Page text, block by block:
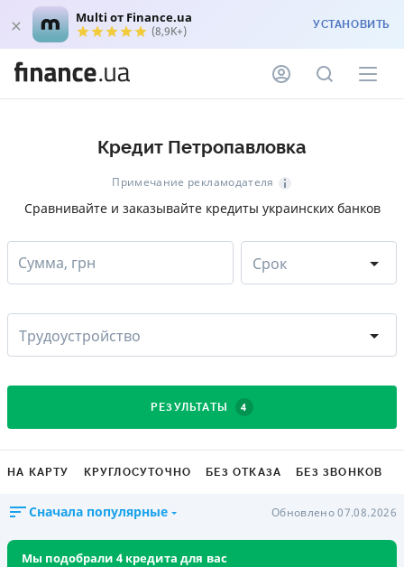
Multi от Finance.ua
(8,9K+) УСТАНОВИТЬ
Кредит Петропавловка
Примечание рекламодателя
Сравнивайте и заказывайте кредиты украинских банков
Сумма, грн Срок
Трудоустройство
РЕЗУЛЬТАТЫ 4
НА КАРТУ КРУГЛОСУТОЧНО БЕЗ ОТКАЗА БЕЗ ЗВОНКОВ
Сначала популярные Обновлено 07.08.2026
Мы подобрали 4 кредита для вас